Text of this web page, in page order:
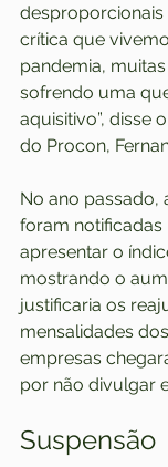
desproporcionais
crítica que
pandemia,
sofrendo uma
aquisitivo”, disse
do Procon,
No ano passado,
foram notificadas
apresentar o
mostrando o
justificaria os
mensalidades
empresas
por não divulgar
Suspensão